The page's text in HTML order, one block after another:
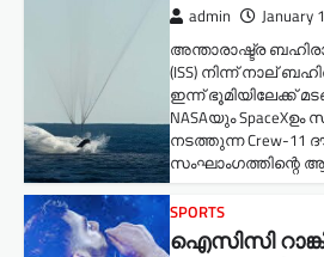
admin January
അന്താരാഷ്ട്ര
(ISS) നിന്ന് നാല്
ഇന്ന് ഭൂമിയിലേക്ക്
NASAയും
നടത്തുന്ന Crew-11
സംഘാംഗത്തിന്റെ
SPORTS
ഐസിസി